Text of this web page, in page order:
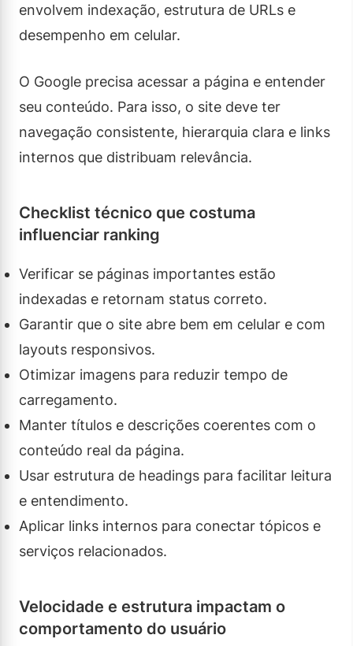
envolvem indexação, estrutura de URLs e
desempenho em celular.
O Google precisa acessar a página e entender
seu conteúdo. Para isso, o site deve ter
navegação consistente, hierarquia clara e links
internos que distribuam relevância.
Checklist técnico que costuma
influenciar ranking
Verificar se páginas importantes estão
indexadas e retornam status correto.
Garantir que o site abre bem em celular e com
layouts responsivos.
Otimizar imagens para reduzir tempo de
carregamento.
Manter títulos e descrições coerentes com o
conteúdo real da página.
Usar estrutura de headings para facilitar leitura
e entendimento.
Aplicar links internos para conectar tópicos e
serviços relacionados.
Velocidade e estrutura impactam o
comportamento do usuário